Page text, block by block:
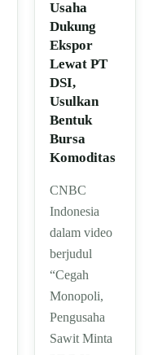
Usaha
Dukung
Ekspor
Lewat PT
DSI,
Usulkan
Bentuk
Bursa
Komoditas
CNBC
Indonesia
dalam video
berjudul
“Cegah
Monopoli,
Pengusaha
Sawit Minta